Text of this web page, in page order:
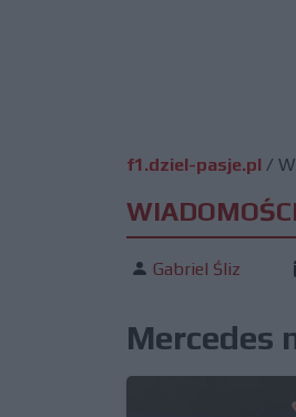
f1.dziel-pasje.pl /
Gabriel Śliz
Mercedes